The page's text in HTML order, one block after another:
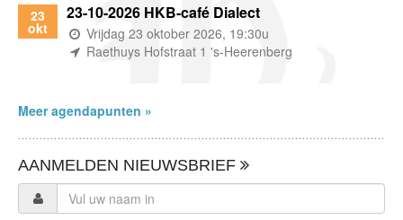
23
okt
23-10-2026 HKB-café Dialect
(wanneer)
Vrijdag 23 oktober 2026, 19:30u
(waar)
Raethuys Hofstraat 1 's-Heerenberg
Meer agendapunten »
AANMELDEN NIEUWSBRIEF